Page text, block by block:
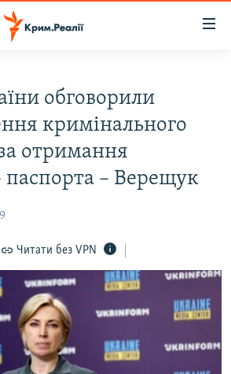
обговорили
кримінального
отримання
паспорта – Верещук
Читати без VPN